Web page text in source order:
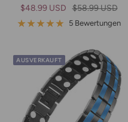
Angebotspreis
$48.99 USD Regulärer
Preis
$58.99 USD
5 Bewertungen
AUSVERKAUFT